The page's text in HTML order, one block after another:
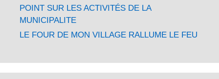
POINT SUR LES ACTIVITÉS DE LA
MUNICIPALITE
LE FOUR DE MON VILLAGE RALLUME LE FEU